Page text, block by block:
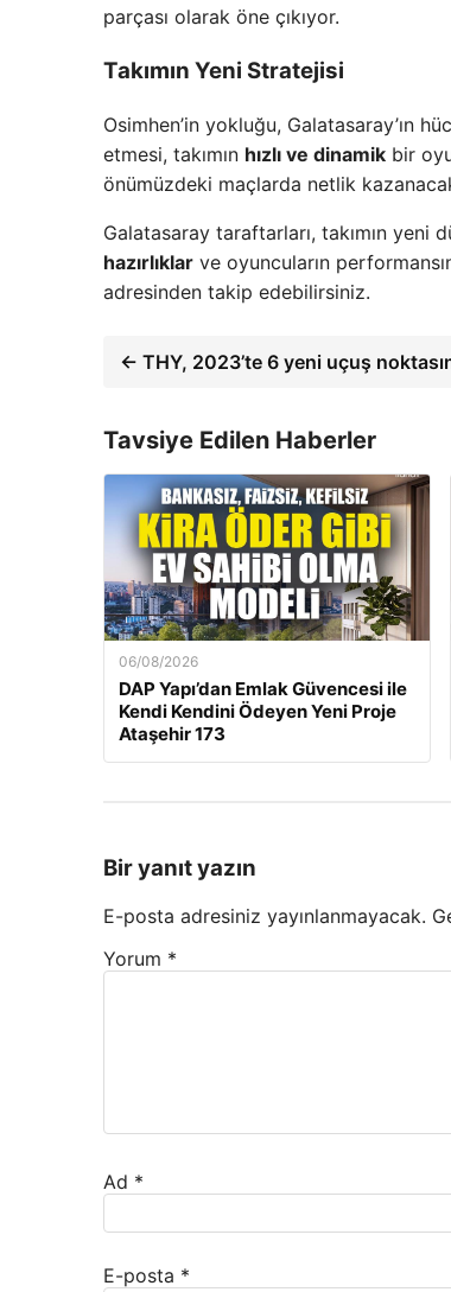
parçası olarak öne çıkıyor.
Takımın Yeni Stratejisi
Osimhen’in yokluğu, Galatasaray’ın
etmesi, takımın hızlı ve dinamik bir
önümüzdeki maçlarda netlik
Galatasaray taraftarları, takımın yeni
hazırlıklar ve oyuncuların
adresinden takip edebilirsiniz.
← THY, 2023’te 6 yeni uçuş
Tavsiye Edilen Haberler
06/08/2026
DAP Yapı’dan Emlak Güvencesi ile
Kendi Kendini Ödeyen Yeni Proje
Ataşehir 173
Bir yanıt yazın
E-posta adresiniz yayınlanmayacak.
Yorum *
Ad *
E-posta *